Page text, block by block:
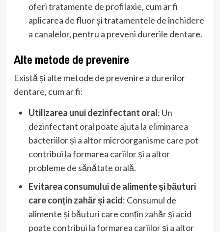
oferi tratamente de profilaxie, cum ar fi
aplicarea de fluor și tratamentele de închidere
a canalelor, pentru a preveni durerile dentare.
Alte metode de prevenire
Există și alte metode de prevenire a durerilor
dentare, cum ar fi:
Utilizarea unui dezinfectant oral: Un
dezinfectant oral poate ajuta la eliminarea
bacteriilor și a altor microorganisme care pot
contribui la formarea cariilor și a altor
probleme de sănătate orală.
Evitarea consumului de alimente și băuturi
care conțin zahăr și acid: Consumul de
alimente și băuturi care conțin zahăr și acid
poate contribui la formarea cariilor și a altor